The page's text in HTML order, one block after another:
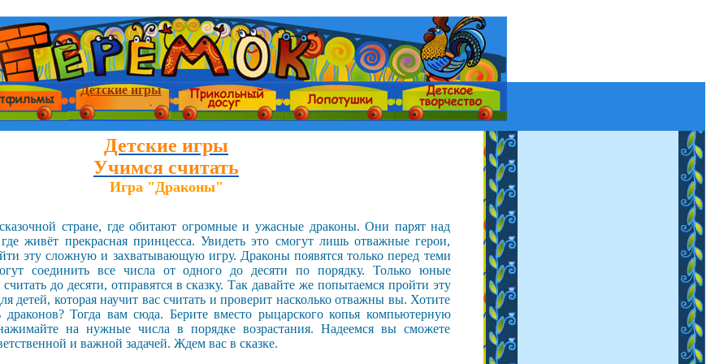
Детские игры
Детские игры
Учимся считать
Игра "Драконы"
стране, где обитают огромные и ужасные драконы. Они парят над
живёт прекрасная принцесса. Увидеть это смогут лишь отважные герои,
эту сложную и захватывающую игру. Драконы появятся только перед теми
соединить все числа от одного до десяти по порядку. Только юные
до десяти, отправятся в сказку. Так давайте же попытаемся пройти эту
детей, которая научит вас считать и проверит насколько отважны вы. Хотите
драконов? Тогда вам сюда. Берите вместо рыцарского копья компьютерную
на нужные числа в порядке возрастания. Надеемся вы сможете
и важной задачей. Ждем вас в сказке.